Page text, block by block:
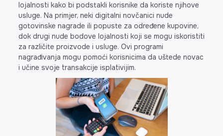
lojalnosti kako bi podstakli korisnike da koriste njihove
usluge. Na primjer, neki digitalni novčanici nude
gotovinske nagrade ili popuste za određene kupovine,
dok drugi nude bodove lojalnosti koji se mogu iskoristiti
za različite proizvode i usluge. Ovi programi
nagrađivanja mogu pomoći korisnicima da uštede novac
i učine svoje transakcije isplativijim.